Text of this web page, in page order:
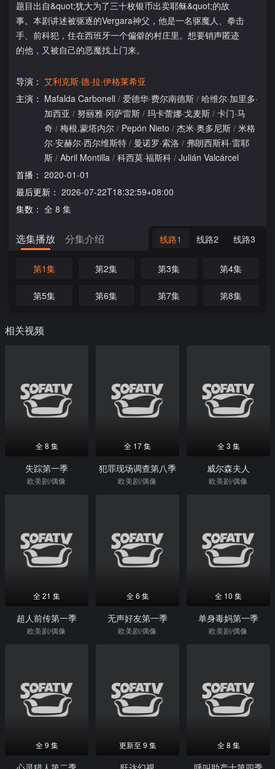
题目出自&quot;犹大为了三十枚银币出卖耶稣&quot;的故
事。本剧讲述被驱逐的Vergara神父，他是一名驱魔人、拳击
手、前科犯，住在西班牙一个偏僻的村庄里。想要销声匿迹
的他，又被自己的恶魔找上门来。
导演： 艾利克斯·德·拉·伊格莱希亚
主演： Mafalda Carbonell / 爱德华·费尔南德斯 / 哈维尔·加里多·
加西亚 / 努丽雅·冈萨雷斯 / 玛卡蕾娜·戈麦斯 / 卡门·马
奇 / 梅根.蒙塔内尔 / Pepón Nieto / 杰米·奥多尼斯 / 米格
尔·安赫尔·西尔维斯特 / 曼诺罗·索洛 / 弗朗西斯科·雷耶
斯 / Abril Montilla / 科西莫·福斯科 / Julián Valcárcel
首播： 2020-01-01
最后更新： 2026-07-22T18:32:59+08:00
集数： 全 8 集
选集播放 分集介绍 线路1 线路2 线路3
第1集 第2集 第3集 第4集
第5集 第6集 第7集 第8集
相关视频
全 8 集
失踪第一季
欧美剧/偶像
全 17 集
犯罪现场调查第八季
欧美剧/偶像
全 3 集
威尔森夫人
欧美剧/偶像
全 21 集
超人前传第一季
欧美剧/偶像
全 6 集
无声好友第一季
欧美剧/偶像
全 10 集
单身毒妈第一季
欧美剧/偶像
全 9 集 更新至 9 集 全 8 集